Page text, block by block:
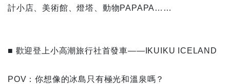
計小店、美術館、燈塔、動物PAPAPA……
■ 歡迎登上小高潮旅行社首發車——IKUIKU ICELAND
POV：你想像的冰島只有極光和溫泉嗎？